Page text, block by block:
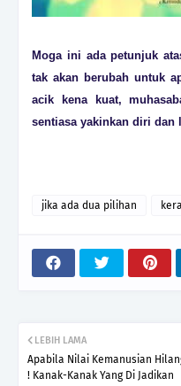
Moga ini ada petunjuk
tak akan berubah untuk
acik kena kuat,
sentiasa yakinkan diri dan
jika ada dua pilihan
LEBIH LAMA
Apabila Nilai Kemanusian
! Kanak-Kanak Yang Di Jadikan